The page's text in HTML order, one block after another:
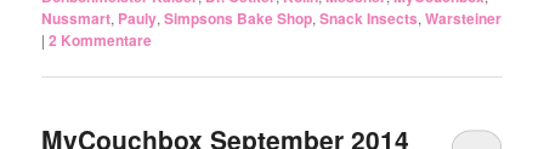
Nussmart, Pauly,Simpsons Bake Shop,Snack Insects,Warsteiner
|2 Kommentare
MyCouchbox September 2014